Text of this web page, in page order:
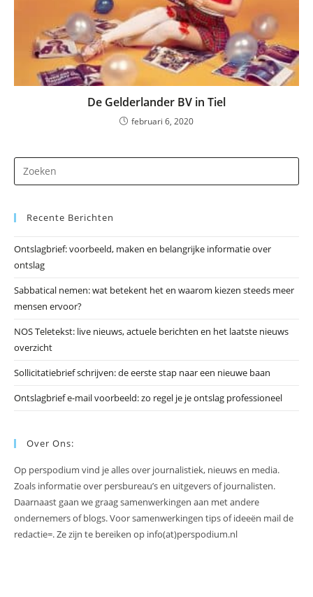
De Gelderlander BV in Tiel
februari 6, 2020
op
Recente Berichten
Ontslagbrief: voorbeeld, maken en belangrijke informatie over
ontslag
Sabbatical nemen: wat betekent het en waarom kiezen steeds meer
mensen ervoor?
NOS Teletekst: live nieuws, actuele berichten en het laatste nieuws
overzicht
Sollicitatiebrief schrijven: de eerste stap naar een nieuwe baan
Ontslagbrief e-mail voorbeeld: zo regel je je ontslag professioneel
Over Ons:
Op perspodium vind je alles over journalistiek, nieuws en media.
Zoals informatie over persbureau’s en uitgevers of journalisten.
Daarnaast gaan we graag samenwerkingen aan met andere
ondernemers of blogs. Voor samenwerkingen tips of ideeën mail de
redactie=. Ze zijn te bereiken op info(at)perspodium.nl